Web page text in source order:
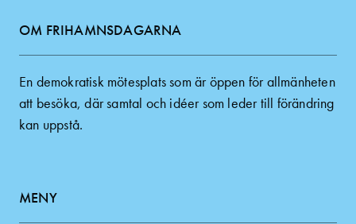
OM FRIHAMNSDAGARNA
En demokratisk mötesplats som är öppen för allmänheten
att besöka, där samtal och idéer som leder till förändring
kan uppstå.
MENY